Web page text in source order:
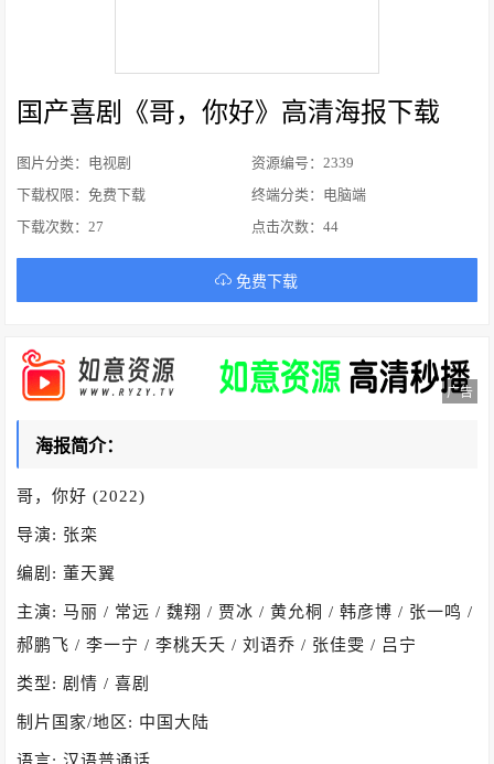
国产喜剧《哥，你好》高清海报下载
资源编号：2339
图片分类：电视剧
终端分类：电脑端
下载权限：免费下载
点击次数：44
下载次数： 27
免费下载
广告
海报简介：
哥，你好 (2022)
导演: 张栾
编剧: 董天翼
主演: 马丽 / 常远 / 魏翔 / 贾冰 / 黄允桐 / 韩彦博 / 张一鸣 /
郝鹏飞 / 李一宁 / 李桃夭夭 / 刘语乔 / 张佳雯 / 吕宁
类型: 剧情 / 喜剧
制片国家/地区: 中国大陆
语言: 汉语普通话